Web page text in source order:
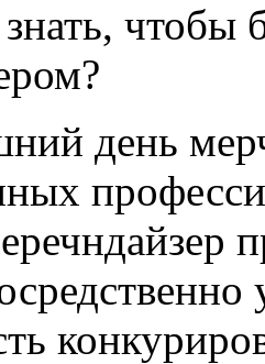
день